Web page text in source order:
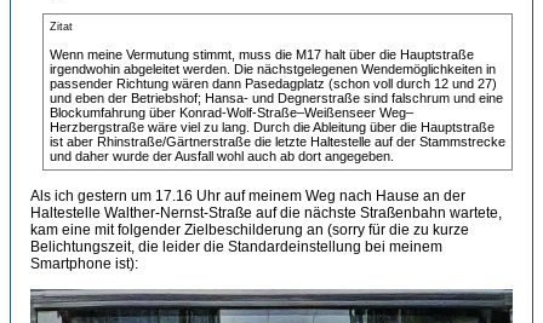
Zitat
Wenn meine Vermutung stimmt, muss die M17 halt über die Hauptstraße
irgendwohin abgeleitet werden. Die nächstgelegenen Wendemöglichkeiten in
passender Richtung wären dann Pasedagplatz (schon voll durch 12 und 27)
und eben der Betriebshof; Hansa- und Degnerstraße sind falschrum und eine
Blockumfahrung über Konrad-Wolf-Straße–Weißenseer Weg–
Herzbergstraße wäre viel zu lang. Durch die Ableitung über die Hauptstraße
ist aber Rhinstraße/Gärtnerstraße die letzte Haltestelle auf der Stammstrecke
und daher wurde der Ausfall wohl auch ab dort angegeben.
Als ich gestern um 17.16 Uhr auf meinem Weg nach Hause an der
Haltestelle Walther-Nernst-Straße auf die nächste Straßenbahn wartete,
kam eine mit folgender Zielbeschilderung an (sorry für die zu kurze
Belichtungszeit, die leider die Standardeinstellung bei meinem
Smartphone ist):